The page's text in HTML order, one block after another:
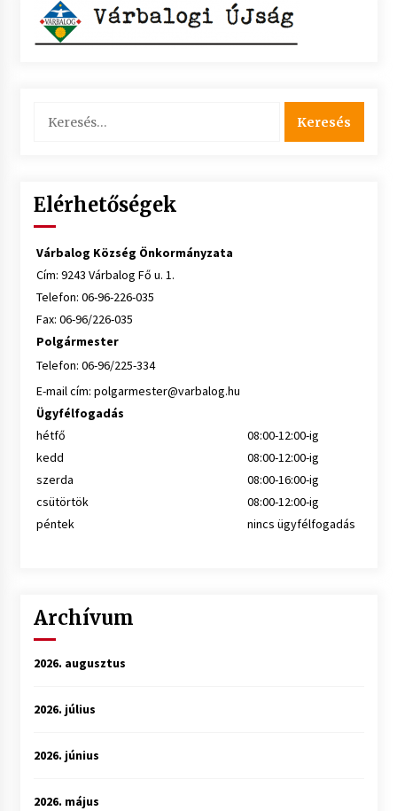
Elérhetőségek
Várbalog Község Önkormányzata
Cím: 9243 Várbalog Fő u. 1.
Telefon: 06-96-226-035
Fax: 06-96/226-035
Polgármester
Telefon: 06-96/225-334
E-mail cím: polgarmester@varbalog.hu
Ügyfélfogadás
hétfő
08:00-12:00-ig
kedd
08:00-12:00-ig
szerda
08:00-16:00-ig
csütörtök
08:00-12:00-ig
péntek
nincs ügyfélfogadás
Archívum
2026. augusztus
2026. július
2026. június
2026. május